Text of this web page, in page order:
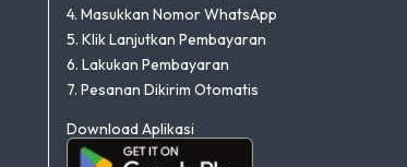
4. Masukkan Nomor WhatsApp
5. Klik Lanjutkan Pembayaran
6. Lakukan Pembayaran
7. Pesanan Dikirim Otomatis
Download Aplikasi